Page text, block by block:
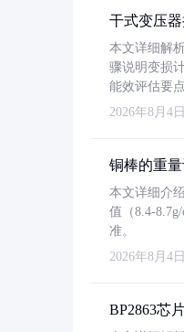
干式变压
本文详细解
骤说明变损
能效评估要点
2026年8月4日
铜棒的重
本文详细介
值（8.4-
准。
2026年8月4日
BP2863芯